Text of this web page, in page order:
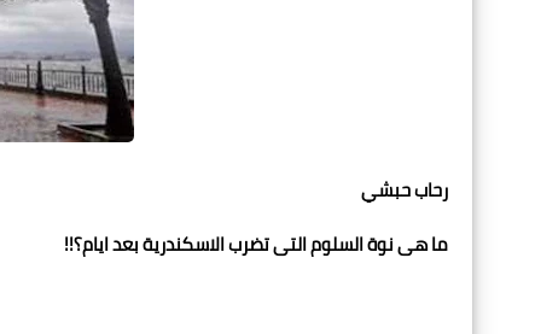
رحاب حبشي
ما هى نوة السلوم التى تضرب الاسكندرية بعد ايام؟!!